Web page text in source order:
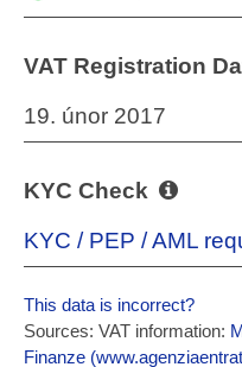
VAT Registration
19. únor 2017
KYC Check
KYC / PEP / AML
This data is incorrect?
Sources: VAT information:
Finanze